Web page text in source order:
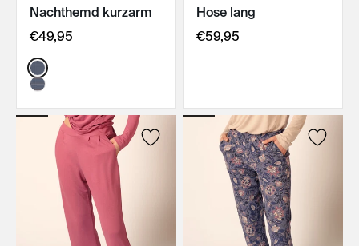
IN DEN WARENKORB
Nachthemd kurzarm
€49,95
Color:
IN DEN WARENKORB
Hose lang
€59,95